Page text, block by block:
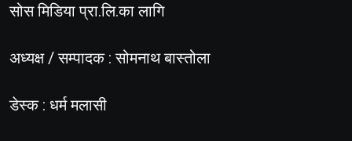
सोस मिडिया प्रा.लि.का लागि
अध्यक्ष / सम्पादक : सोमनाथ बास्तोला
डेस्क : धर्म मलासी